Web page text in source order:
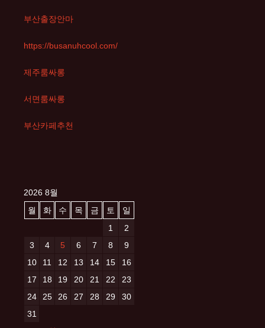
부산출장안마
https://busanuhcool.com/
제주룸싸롱
서면룸싸롱
부산카페추천
2026 8월
월
화 수 목 금 토
일
1
2
3
4 5 6 7 8
9
10
11 12 13 14 15
16
17
18 19 20 21 22
23
24
25 26 27 28 29
30
31